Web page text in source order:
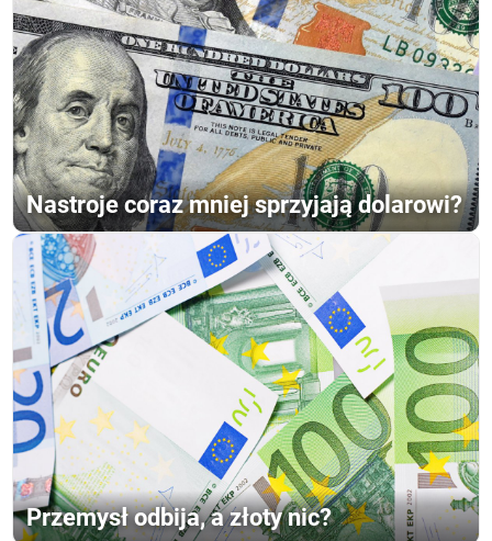
Nastroje coraz mniej sprzyjają dolarowi?
Przemysł odbija, a złoty nic?